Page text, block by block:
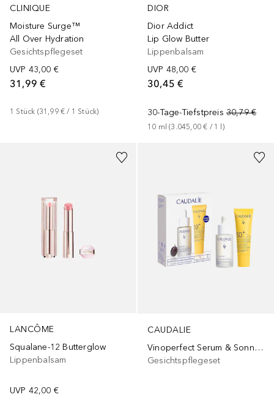
CLINIQUE
Moisture Surge™
All Over Hydration
Gesichtspflegeset
UVP 43,00 €
31,99 €
1 Stück (31,99 € / 1 Stück)
DIOR
Dior Addict
Lip Glow Butter
Lippenbalsam
UVP 48,00 €
30,45 €
30-Tage-Tiefstpreis 30,79 €
10 ml (3.045,00 € / 1 l)
LANCÔME
Squalane-12 Butterglow
Lippenbalsam
UVP 42,00 €
CAUDALIE
Vinoperfect Serum & Sonnenpflege Set 2026
Gesichtspflegeset